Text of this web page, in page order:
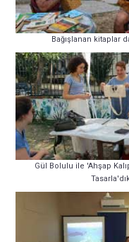
Bağışlanan kitaplar
Gül Bolulu ile 'Ahşap